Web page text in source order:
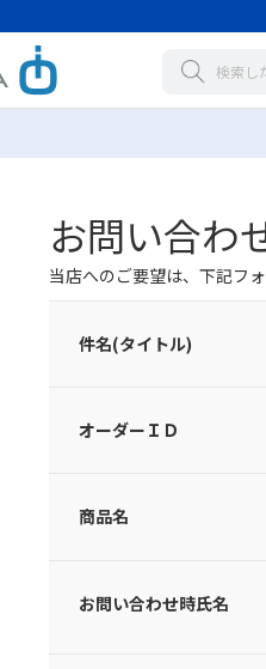
お問い合わ
当店へのご要望は、下記フ
件名(タイトル)
オーダーＩＤ
商品名
お問い合わせ時氏名